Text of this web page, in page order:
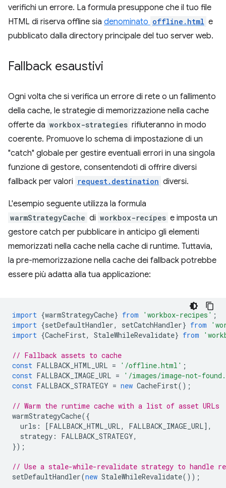
verifichi un errore. La formula presuppone che il tuo file
HTML di riserva offline sia denominato offline.html e
pubblicato dalla directory principale del tuo server web.
Fallback esaustivi
Ogni volta che si verifica un errore di rete o un fallimento
della cache, le strategie di memorizzazione nella cache
offerte da workbox-strategies rifiuteranno in modo
coerente. Promuove lo schema di impostazione di un
"catch" globale per gestire eventuali errori in una singola
funzione di gestore, consentendoti di offrire diversi
fallback per valori request.destination diversi.
L'esempio seguente utilizza la formula
warmStrategyCache di workbox-recipes e imposta un
gestore catch per pubblicare in anticipo gli elementi
memorizzati nella cache nella cache di runtime. Tuttavia,
la pre-memorizzazione nella cache dei fallback potrebbe
essere più adatta alla tua applicazione:
import {warmStrategyCache} from 'workbox-recipes' ;
import {setDefaultHandler, setCatchHandler} from
import {CacheFirst, StaleWhileRevalidate} from
// Fallback assets to cache
const FALLBACK_HTML_URL = '/offline.html' ;
const FALLBACK_IMAGE_URL =
'/images/image-not-
const FALLBACK_STRATEGY = new CacheFirst();
// Warm the runtime cache with a list of asset URLs
warmStrategyCache({
urls : [FALLBACK_HTML_URL, FALLBACK_IMAGE_URL],
strategy : FALLBACK_STRATEGY,
});
// Use a stale-while-revalidate strategy to handle
setDefaultHandler(new StaleWhileRevalidate());